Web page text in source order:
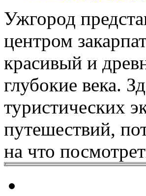
Ужгород
центром
красивый и
глубокие века.
туристических
путешествий,
на что